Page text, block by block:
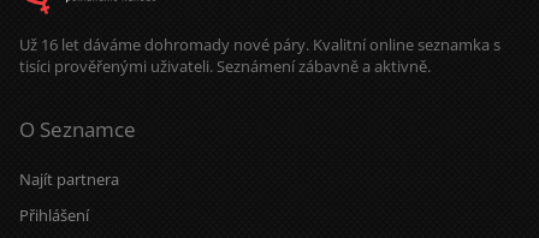
Už 16 let dáváme dohromady nové páry. Kvalitní online seznamka s
tisíci prověřenými uživateli. Seznámení zábavně a aktivně.
O Seznamce
Najít partnera
Přihlášení